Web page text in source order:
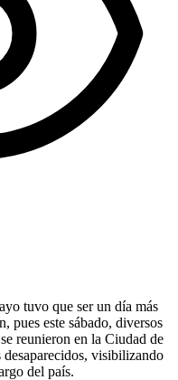
tuvo que ser un día más
pues este sábado, diversos
reunieron en la Ciudad de
visibilizando
del país.